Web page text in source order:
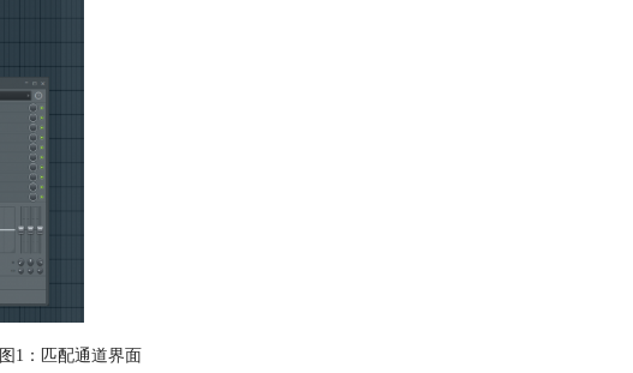
图1：匹配通道界面